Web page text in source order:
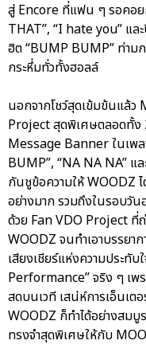
สู่ Encore ที่แฟน ๆ รอคอย
THAT”, “I hate you” แ
ฮิต “BUMP BUMP” ท่าม
กระหึ่มทั่วทั้งฮอลล์
นอกจากโชว์สุดเข้มข้นแล้ว
Project สุดพิเศษตลอดทั้ง
Message Banner ในเพ
BUMP”, “NA NA NA” แ
กันชูข้อความให้ WOODZ
อย่างมาก รวมถึงในรอบวั
ด้วย Fan VDO Project ที่
WOODZ จนทำเอาบรรยา
เสียงเชียร์แห่งความประทั
Performance” จริง ๆ เพร
สดบนเวที เสน่ห์การเอ็นเ
WOODZ ก็ทำได้อย่างสม
ทรงจำสุดพิเศษให้กับ